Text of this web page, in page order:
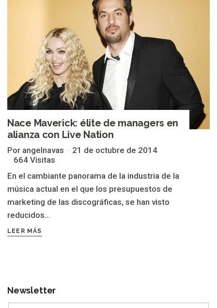
Nace Maverick: élite de managers en
alianza con Live Nation
Por angelnavas
21 de octubre de 2014
664 Visitas
En el cambiante panorama de la industria de la
música actual en el que los presupuestos de
marketing de las discográficas, se han visto
reducidos...
LEER MÁS
Newsletter